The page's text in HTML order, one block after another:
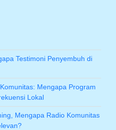
Testimoni Penyembuh di
Mengapa Program
Lokal
Mengapa Radio Komunitas